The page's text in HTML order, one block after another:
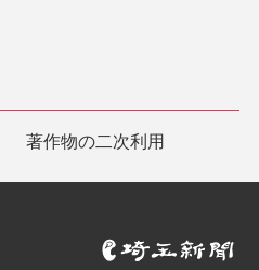
著作物の二次利用